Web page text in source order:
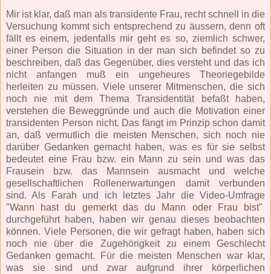
Mir ist klar, daß man als transidente Frau, recht schnell in die
Versuchung kommt sich entsprechend zu äussern, denn oft
fällt es einem, jedenfalls mir geht es so, ziemlich schwer,
einer Person die Situation in der man sich befindet so zu
beschreiben, daß das Gegenüber, dies versteht und das ich
nicht anfangen muß ein ungeheures Theoriegebilde
herleiten zu müssen. Viele unserer Mitmenschen, die sich
noch nie mit dem Thema Transidentität befaßt haben,
verstehen die Beweggründe und auch die Motivation einer
transidenten Person nicht. Das fängt im Prinzip schon damit
an, daß vermutlich die meisten Menschen, sich noch nie
darüber Gedanken gemacht haben, was es für sie selbst
bedeutet eine Frau bzw. ein Mann zu sein und was das
Frausein bzw. das Mannsein ausmacht und welche
gesellschaftlichen Rollenerwartungen damit verbunden
sind. Als Farah und ich letztes Jahr die Video-Umfrage
"Wann hast du gemerkt das du Mann oder Frau bist"
durchgeführt haben, haben wir genau dieses beobachten
können. Viele Personen, die wir gefragt haben, haben sich
noch nie über die Zugehörigkeit zu einem Geschlecht
Gedanken gemacht. Für die meisten Menschen war klar,
was sie sind und zwar aufgrund ihrer körperlichen